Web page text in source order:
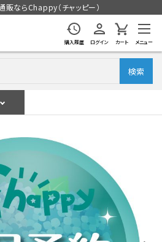
販ならChappy（チャッピー）
購入履歴 ログイン カート メニュー
検索
ルをチェック
本体